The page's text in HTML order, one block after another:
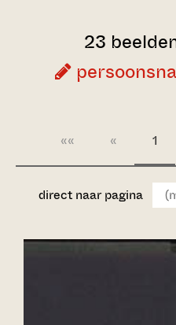
23
«« « 1
direct naar pagina